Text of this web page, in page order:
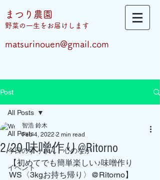
まつり農園
​野菜の一生をお届けします
matsurinouen@gmail.com
Post
All Posts
今日のすぅさん 心のなか
イベント
All Posts
2/20 味噌作り@Ritorno
智浩 鈴木
Feb 4, 2022 2 min read
【初めてでも簡単楽しい♪味噌作り
WS〈3kgお持ち帰り〉@Ritorno】